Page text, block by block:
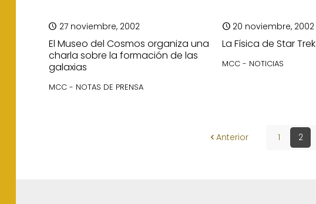
27 noviembre, 2002
El Museo del Cosmos organiza una
charla sobre la formación de las
galaxias
MCC - NOTAS DE PRENSA
20 noviembre, 2002
La Física de Star Trek
MCC - NOTICIAS
Anterior 1 2